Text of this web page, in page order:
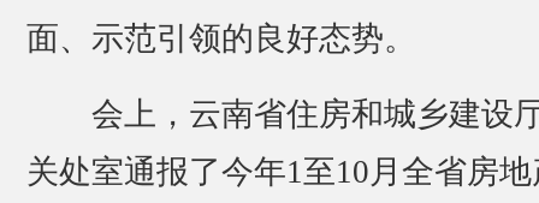
面、示范引领的良好态势。
会上，云南省住房和城乡建设
关处室通报了今年1至10月全省房地